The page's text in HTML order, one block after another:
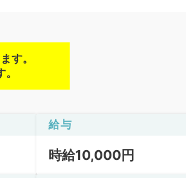
す。
給与
時給10,000円